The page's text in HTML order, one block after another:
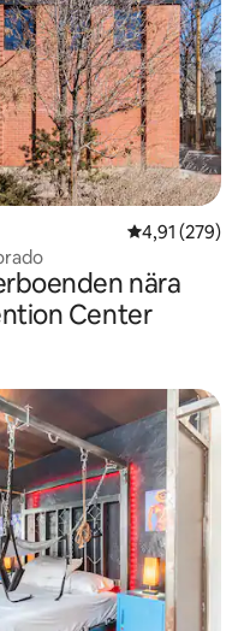
4,91 av 5 i
4,91 (279)
nära
Center